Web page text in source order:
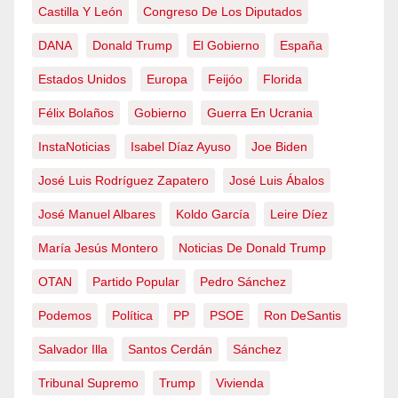
Castilla Y León Congreso De Los Diputados
DANA Donald Trump El Gobierno España
Estados Unidos Europa Feijóo Florida
Félix Bolaños Gobierno Guerra En Ucrania
InstaNoticias Isabel Díaz Ayuso Joe Biden
José Luis Rodríguez Zapatero José Luis Ábalos
José Manuel Albares Koldo García Leire Díez
María Jesús Montero Noticias De Donald Trump
OTAN Partido Popular Pedro Sánchez
Podemos Política PP PSOE Ron DeSantis
Salvador Illa Santos Cerdán Sánchez
Tribunal Supremo Trump Vivienda